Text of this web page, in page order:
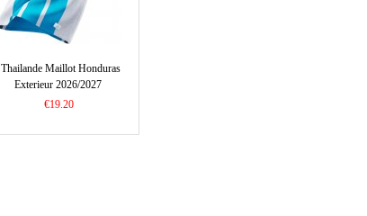
Thailande Maillot Honduras
Exterieur 2026/2027
€19.20